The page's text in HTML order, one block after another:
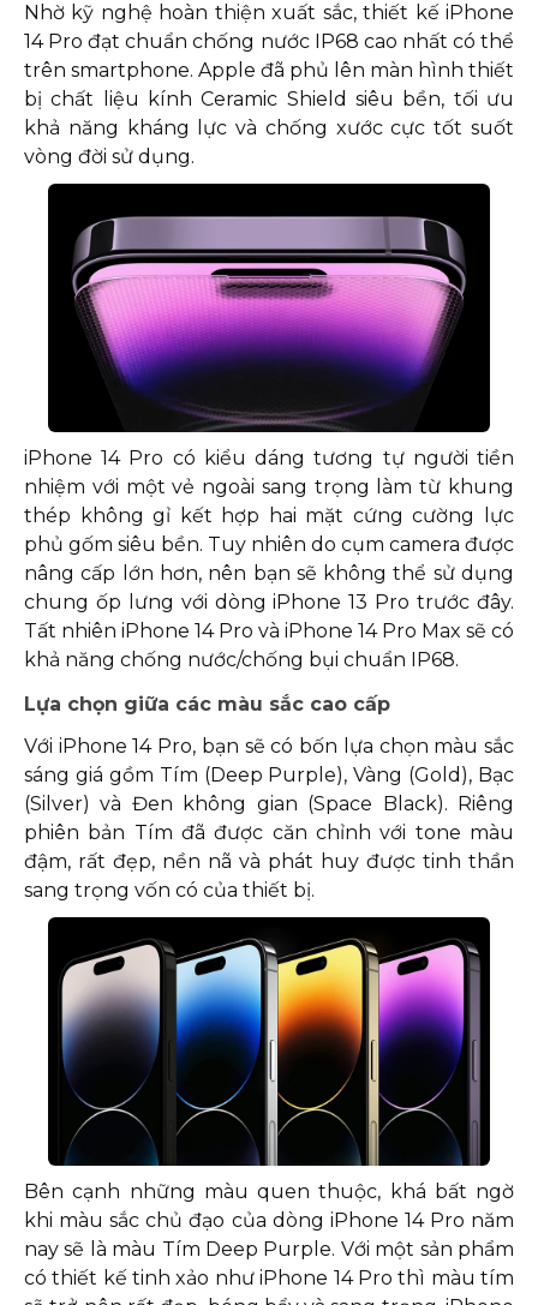
Nhờ kỹ nghệ hoàn thiện xuất sắc, thiết kế iPhone
14 Pro đạt chuẩn chống nước IP68 cao nhất có thể
trên smartphone. Apple đã phủ lên màn hình thiết
bị chất liệu kính Ceramic Shield siêu bền, tối ưu
khả năng kháng lực và chống xước cực tốt suốt
vòng đời sử dụng.
iPhone 14 Pro có kiểu dáng tương tự người tiền
nhiệm với một vẻ ngoài sang trọng làm từ khung
thép không gỉ kết hợp hai mặt cứng cường lực
phủ gốm siêu bền. Tuy nhiên do cụm camera được
nâng cấp lớn hơn, nên bạn sẽ không thể sử dụng
chung ốp lưng với dòng iPhone 13 Pro trước đây.
Tất nhiên iPhone 14 Pro và iPhone 14 Pro Max sẽ có
khả năng chống nước/chống bụi chuẩn IP68.
Lựa chọn giữa các màu sắc cao cấp
Với iPhone 14 Pro, bạn sẽ có bốn lựa chọn màu sắc
sáng giá gồm Tím (Deep Purple), Vàng (Gold), Bạc
(Silver) và Đen không gian (Space Black). Riêng
phiên bản Tím đã được căn chỉnh với tone màu
đậm, rất đẹp, nền nã và phát huy được tinh thần
sang trọng vốn có của thiết bị.
Bên cạnh những màu quen thuộc, khá bất ngờ
khi màu sắc chủ đạo của dòng iPhone 14 Pro năm
nay sẽ là màu Tím Deep Purple. Với một sản phẩm
có thiết kế tinh xảo như iPhone 14 Pro thì màu tím